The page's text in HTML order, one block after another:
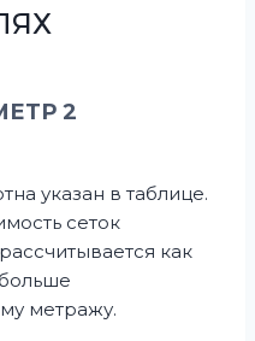
2
указан в таблице.
сеток
как
метражу.